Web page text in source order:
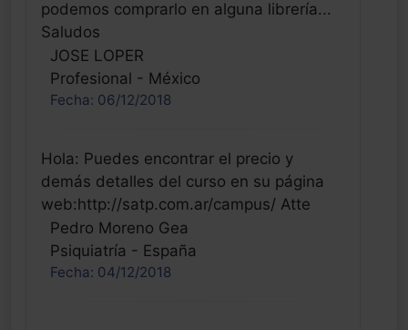
podemos comprarlo en alguna librería...
Saludos
JOSE LOPER
Profesional - México
Fecha: 06/12/2018
Hola: Puedes encontrar el precio y
demás detalles del curso en su página
web:http://satp.com.ar/campus/ Atte
Pedro Moreno Gea
Psiquiatría - España
Fecha: 04/12/2018